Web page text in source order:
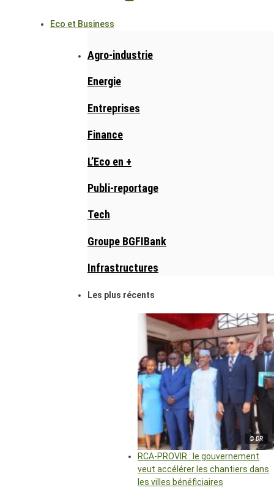
Eco et Business
Agro-industrie
Energie
Entreprises
Finance
L’Eco en +
Publi-reportage
Tech
Groupe BGFIBank
Infrastructures
Les plus récents
© DR
RCA-PROVIR : le gouvernement
veut accélérer les chantiers dans
les villes bénéficiaires